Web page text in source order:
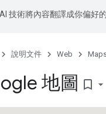
技術將內容翻譯成你偏好
說明文件 Web
地圖 bookmark_border